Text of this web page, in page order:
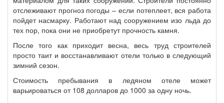
отслеживают прогноз погоды – если потеплеет, вся работа
пойдет насмарку. Работают над сооружением изо льда до
тех пор, пока они не приобретут прочность камня.
После того как приходит весна, весь труд строителей
просто таит и восстанавливают отели только в следующий
зимний сезон.
Стоимость пребывания в ледяном отеле может
варьироваться от 108 долларов до 1000 за одну ночь.